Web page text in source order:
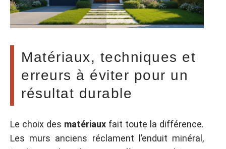
Matériaux, techniques et
erreurs à éviter pour un
résultat durable
Le choix des matériaux fait toute la différence.
Les murs anciens réclament l’enduit minéral,